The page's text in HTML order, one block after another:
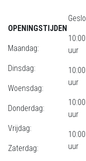
OPENINGSTIJDEN
Maandag:
Dinsdag:
Woensdag:
Donderdag:
Vrijdag:
Zaterdag:
uur
uur
uur
uur